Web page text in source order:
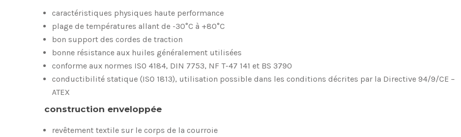
caractéristiques physiques haute performance
plage de températures allant de -30°C à +80°C
bon support des cordes de traction
bonne résistance aux huiles généralement utilisées
conforme aux normes ISO 4184, DIN 7753, NF T-47 141 et BS 3790
conductibilité statique (ISO 1813), utilisation possible dans les conditions décrites par la Directive 94/9/CE –
ATEX
construction enveloppée
revêtement textile sur le corps de la courroie